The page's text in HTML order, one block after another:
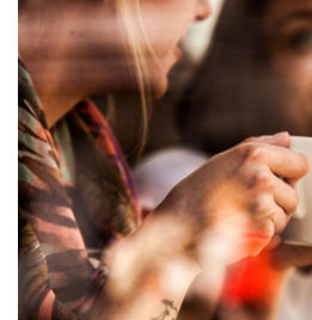
Alle steden
Phoenix